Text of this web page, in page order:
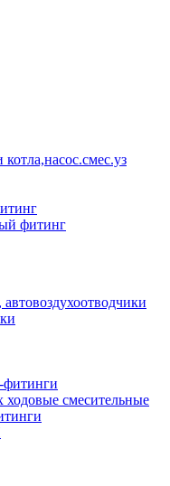
фитинг
фитинги
смесительные